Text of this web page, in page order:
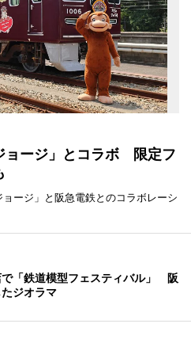
ョージ」とコラボ 限定フ
ージ」と阪急電鉄とのコラボレーシ
「鉄道模型フェスティバル」 阪
ジオラマ